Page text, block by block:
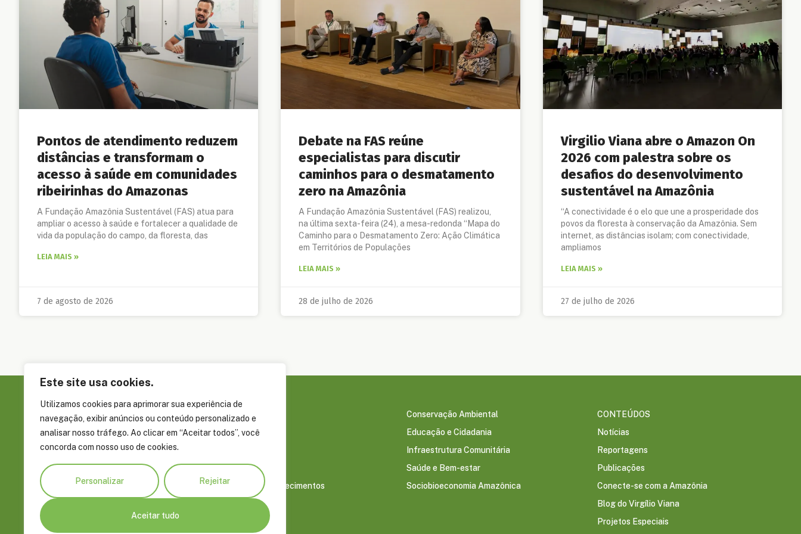
Este site usa cookies.
Utilizamos cookies para aprimorar sua experiência de
navegação, exibir anúncios ou conteúdo personalizado e
analisar nosso tráfego. Ao clicar em “Aceitar todos”, você
concorda com nosso uso de cookies.
Personalizar Rejeitar
Aceitar tudo
Pontos de atendimento reduzem
distâncias e transformam o
acesso à saúde em comunidades
ribeirinhas do Amazonas
A Fundação Amazônia Sustentável (FAS) atua para
ampliar o acesso à saúde e fortalecer a qualidade de
vida da população do campo, da floresta, das
LEIA MAIS »
7 de agosto de 2026
Debate na FAS reúne
especialistas para discutir
caminhos para o desmatamento
zero na Amazônia
A Fundação Amazônia Sustentável (FAS) realizou,
na última sexta-feira (24), a mesa-redonda “Mapa do
Caminho para o Desmatamento Zero: Ação Climática
em Territórios de Populações
LEIA MAIS »
28 de julho de 2026
Virgilio Viana abre o Amazon On
2026 com palestra sobre os
desafios do desenvolvimento
sustentável na Amazônia
“A conectividade é o elo que une a prosperidade dos
povos da floresta à conservação da Amazônia. Sem
internet, as distâncias isolam; com conectividade,
ampliamos
LEIA MAIS »
27 de julho de 2026
Rua Álvaro Braga, 351, Parque Dez de
69055-660
+55 92 4009 8900
fas@fas-amazonia.org
Sobre a FAS
Governança
Parceiros
Prêmios e Reconhecimentos
Conservação Ambiental
Educação e Cidadania
Infraestrutura Comunitária
Saúde e Bem-estar
Sociobioeconomia Amazônica
CONTEÚDOS
Notícias
Reportagens
Publicações
Conecte-se com a Amazônia
Blog do Virgílio Viana
Projetos Especiais